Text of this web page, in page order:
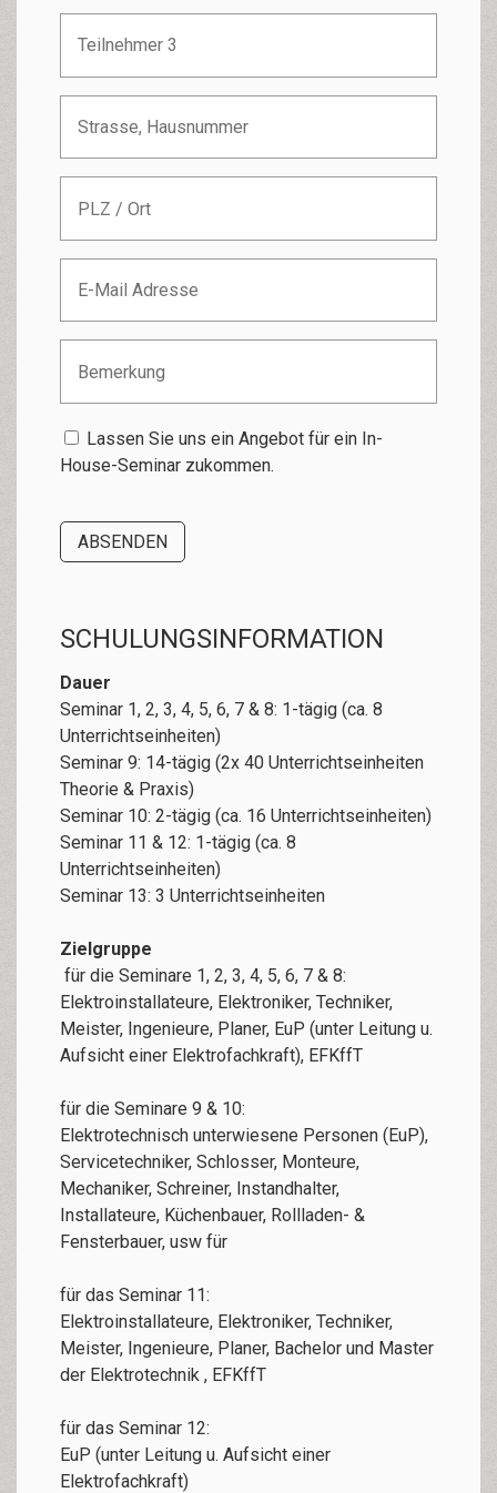
Lassen Sie uns ein Angebot für ein In-
House-Seminar zukommen.
SCHULUNGSINFORMATION
Dauer
Seminar 1, 2, 3, 4, 5, 6, 7 & 8: 1-tägig (ca. 8
Unterrichtseinheiten)
Seminar 9: 14-tägig (2x 40 Unterrichtseinheiten
Theorie & Praxis)
Seminar 10: 2-tägig (ca. 16 Unterrichtseinheiten)
Seminar 11 & 12: 1-tägig (ca. 8
Unterrichtseinheiten)
Seminar 13: 3 Unterrichtseinheiten
Zielgruppe
für die Seminare 1, 2, 3, 4, 5, 6, 7 & 8:
Elektroinstallateure, Elektroniker, Techniker,
Meister, Ingenieure, Planer, EuP (unter Leitung u.
Aufsicht einer Elektrofachkraft), EFKffT
für die Seminare 9 & 10:
Elektrotechnisch unterwiesene Personen (EuP),
Servicetechniker, Schlosser, Monteure,
Mechaniker, Schreiner, Instandhalter,
Installateure, Küchenbauer, Rollladen- &
Fensterbauer, usw für
für das Seminar 11:
Elektroinstallateure, Elektroniker, Techniker,
Meister, Ingenieure, Planer, Bachelor und Master
der Elektrotechnik , EFKffT
für das Seminar 12:
EuP (unter Leitung u. Aufsicht einer
Elektrofachkraft)